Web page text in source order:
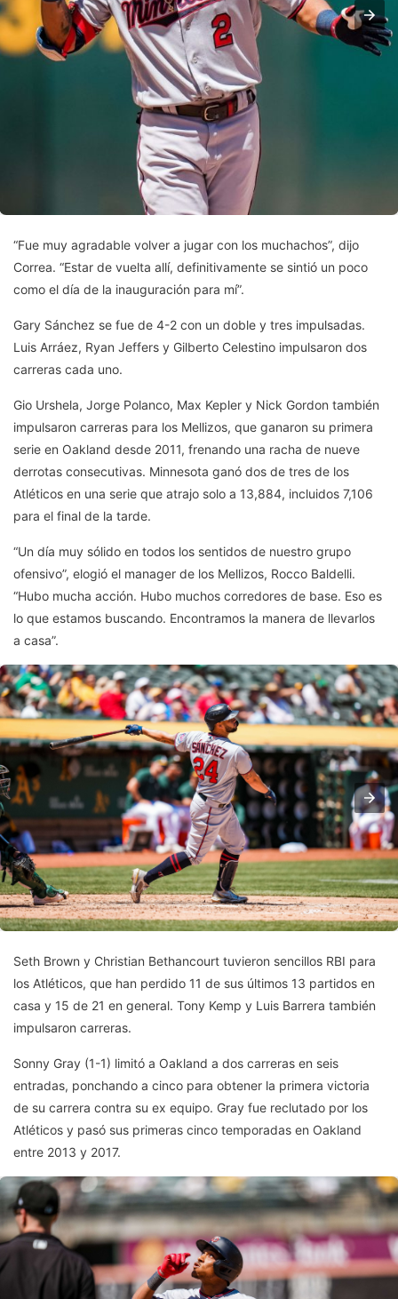
“Fue muy agradable volver a jugar con los muchachos”, dijo
Correa. “Estar de vuelta allí, definitivamente se sintió un poco
como el día de la inauguración para mí”.
Gary Sánchez se fue de 4-2 con un doble y tres impulsadas.
Luis Arráez, Ryan Jeffers y Gilberto Celestino impulsaron dos
carreras cada uno.
Gio Urshela, Jorge Polanco, Max Kepler y Nick Gordon también
impulsaron carreras para los Mellizos, que ganaron su primera
serie en Oakland desde 2011, frenando una racha de nueve
derrotas consecutivas. Minnesota ganó dos de tres de los
Atléticos en una serie que atrajo solo a 13,884, incluidos 7,106
para el final de la tarde.
“Un día muy sólido en todos los sentidos de nuestro grupo
ofensivo”, elogió el manager de los Mellizos, Rocco Baldelli.
“Hubo mucha acción. Hubo muchos corredores de base. Eso es
lo que estamos buscando. Encontramos la manera de llevarlos
a casa”.
Seth Brown y Christian Bethancourt tuvieron sencillos RBI para
los Atléticos, que han perdido 11 de sus últimos 13 partidos en
casa y 15 de 21 en general. Tony Kemp y Luis Barrera también
impulsaron carreras.
Sonny Gray (1-1) limitó a Oakland a dos carreras en seis
entradas, ponchando a cinco para obtener la primera victoria
de su carrera contra su ex equipo. Gray fue reclutado por los
Atléticos y pasó sus primeras cinco temporadas en Oakland
entre 2013 y 2017.